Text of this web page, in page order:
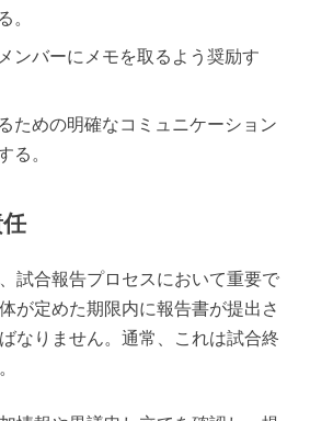
。
ンバーにメモを取るよう奨励す
ための明確なコミュニケーション
る。
試合報告プロセスにおいて重要で
が定めた期限内に報告書が提出さ
なりません。通常、これは試合終